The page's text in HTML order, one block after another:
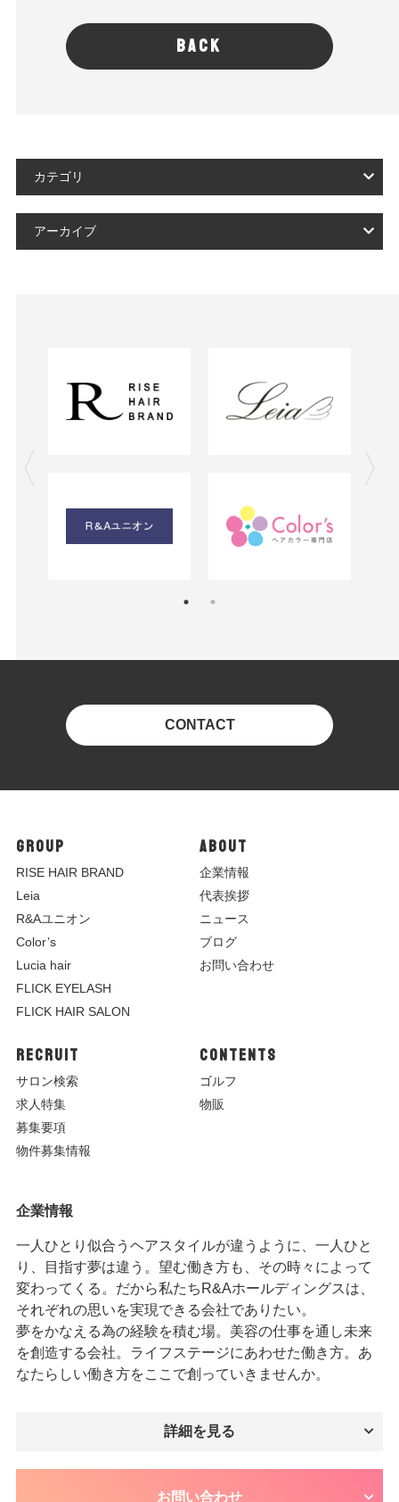
BACK
カテゴリ
アーカイブ
CONTACT
GROUP
RISE HAIR BRAND
Leia
R&Aユニオン
Color’s
Lucia hair
FLICK EYELASH
FLICK HAIR SALON
ABOUT
企業情報
代表挨拶
ニュース
ブログ
お問い合わせ
RECRUIT
サロン検索
求人特集
募集要項
物件募集情報
CONTENTS
ゴルフ
物販
企業情報
一人ひとり似合うヘアスタイルが違うように、一人ひと
り、目指す夢は違う。望む働き方も、その時々によって
変わってくる。だから私たちR&Aホールディングスは、
それぞれの思いを実現できる会社でありたい。
夢をかなえる為の経験を積む場。美容の仕事を通し未来
を創造する会社。ライフステージにあわせた働き方。あ
なたらしい働き方をここで創っていきませんか。
詳細を見る
お問い合わせ